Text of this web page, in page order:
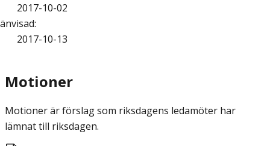
2017-10-02
:
2017-10-13
Motioner
Motioner är förslag som riksdagens ledamöter har
lämnat till riksdagen.